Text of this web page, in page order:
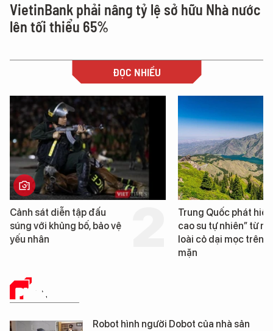
VietinBank phải nâng tỷ lệ sở hữu Nhà nước
lên tối thiểu 65%
ĐỌC NHIỀU
Cảnh sát diễn tập đấu
súng với khủng bố, bảo vệ
yếu nhân
Trung Quốc phát hiện
cao su tự nhiên” từ
loài cỏ dại mọc trên
mặn
PHÂN TÍCH
Robot hình người Dobot của nhà sản